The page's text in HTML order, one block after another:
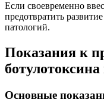
Если своевременно
предотвратить
патологий.
Показания к
Основные